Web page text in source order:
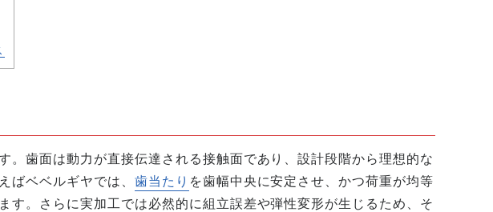
。歯面は動力が直接伝達される接触面であり、設計段階から理想的な
ばベベルギヤでは、 歯当たり を歯幅中央に安定させ、かつ荷重が均等
す。さらに実加工では必然的に組立誤差や弾性変形が生じるため、そ